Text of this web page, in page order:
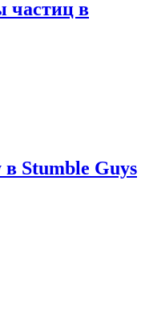
частиц в
Stumble Guys